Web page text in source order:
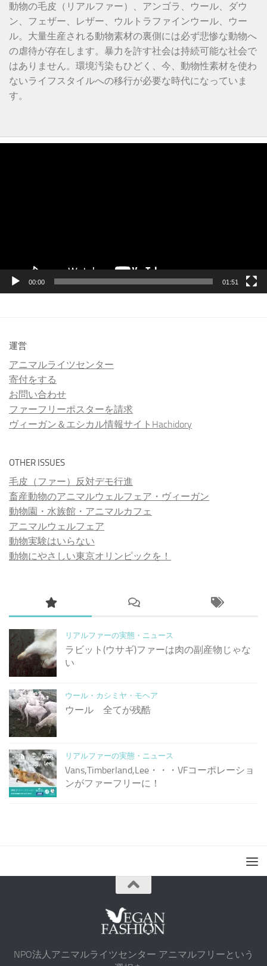
動物の毛皮（リアルファー）、アンゴラ、ウール、ダウ
ン、フェザー、レザー、ウルトラファインウール、ウー
ル。大量生産される動物素材の裏側には必ず悲惨な動物へ
の虐待が存在します。暴力を許す社会は持続可能な社会で
はありません。環境汚染もひどく、今、動物性素材を使わ
ないライフスタイルへの移行が必要な時代になっていま
す。
00:00 01:51
運営
アニマルライツセンター
寄付をする
お問い合わせ
ファーフリーポスターを請求
ヴィーガン＆エシカル情報サイトHachidory
OTHER ISSUES
毛皮（ファー）反対デモ行進
畜産動物のアニマルウェルフェア・ヴィーガン
動物園・水族館・アニマルカフェ
アニマルウェルフェア
動物実験はいらない
動物にやさしい東京オリンピックを！
リアルファーの実態・ニュース
ラビット(ウサギ)ファーは肉の副産物じゃな
い
ウール・カシミヤ・モヘア
ウール 全てが残酷
リアルファーの実態・ニュース
Vans,Timberland,Lee・・・VFコーポレーショ
ンがファーフリーに！
NPO法人アニマルライツセンター アニマルフリーという